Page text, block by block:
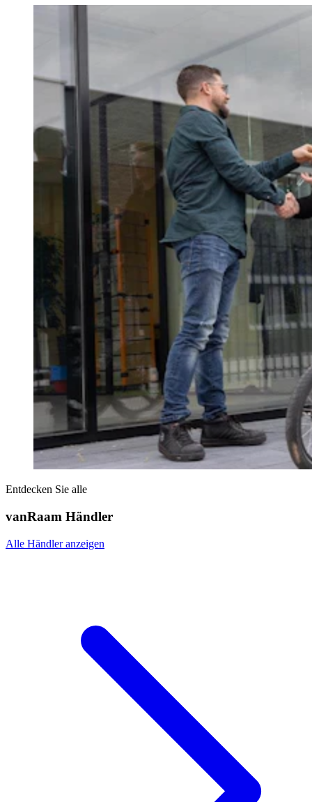
Entdecken Sie alle
vanRaam Händler
Alle Händler anzeigen